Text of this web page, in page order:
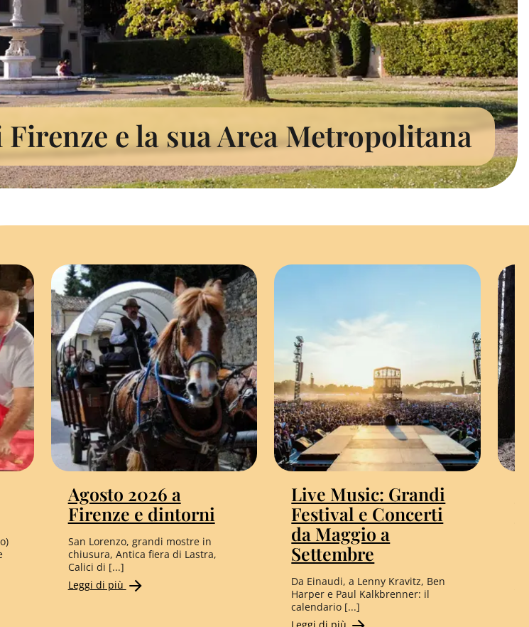
Firenze e la sua Area Metropolitana
Agosto 2026 a
Firenze e dintorni
San Lorenzo, grandi mostre in
chiusura, Antica fiera di Lastra,
Calici di [...]
Leggi di più
Live Music: Grandi
Festival e Concerti
da Maggio a
Settembre
Da Einaudi, a Lenny Kravitz, Ben
Harper e Paul Kalkbrenner: il
calendario [...]